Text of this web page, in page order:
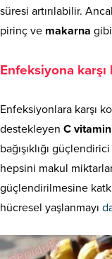
süresi artırılabilir.
pirinç ve makarna
Enfeksiyona karşı
Enfeksiyonlara karşı
destekleyen C
bağışıklığı
hepsini makul
güçlendirilmesine
hücresel yaşlanmayı